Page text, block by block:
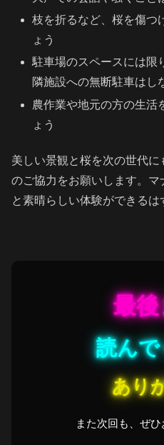
枝を折るなど、桜を傷つ
ょう
駐車場のスペースには限
隣施設への無断駐車はし
農作業や地元の方の生活
ょう
美しい景観と桜を次の世代
のご協力をお願いします。
と素晴らしい体験ができるは
最
読ん
あり
また次回も、ぜ